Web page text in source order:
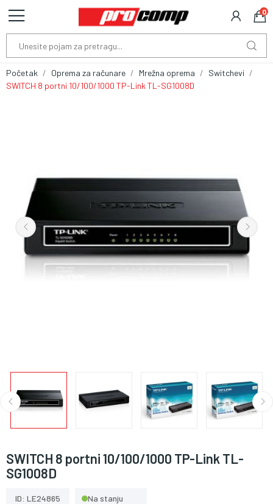
0
Početak Oprema za računare Mrežna oprema
Switchevi
SWITCH 8 portni 10/100/1000 TP-Link TL-SG1008D
SWITCH 8 portni 10/100/1000 TP-Link TL-
SG1008D
ID: LE24865 Na stanju